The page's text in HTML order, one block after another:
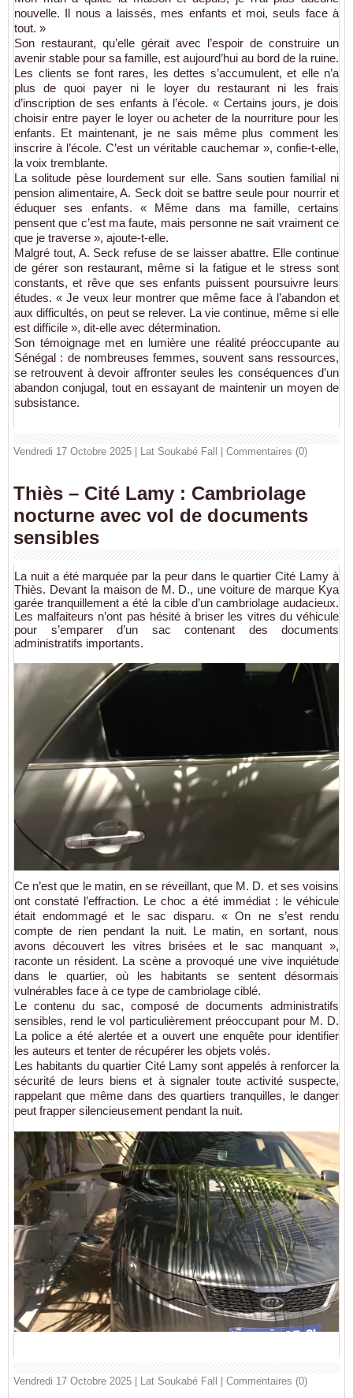
nouvelle. Il nous a laissés, mes enfants et moi, seuls face à
tout. »
Son restaurant, qu’elle gérait avec l’espoir de construire un
avenir stable pour sa famille, est aujourd’hui au bord de la ruine.
Les clients se font rares, les dettes s’accumulent, et elle n’a
plus de quoi payer ni le loyer du restaurant ni les frais
d’inscription de ses enfants à l’école. « Certains jours, je dois
choisir entre payer le loyer ou acheter de la nourriture pour les
enfants. Et maintenant, je ne sais même plus comment les
inscrire à l’école. C’est un véritable cauchemar », confie-t-elle,
la voix tremblante.
La solitude pèse lourdement sur elle. Sans soutien familial ni
pension alimentaire, A. Seck doit se battre seule pour nourrir et
éduquer ses enfants. « Même dans ma famille, certains
pensent que c’est ma faute, mais personne ne sait vraiment ce
que je traverse », ajoute-t-elle.
Malgré tout, A. Seck refuse de se laisser abattre. Elle continue
de gérer son restaurant, même si la fatigue et le stress sont
constants, et rêve que ses enfants puissent poursuivre leurs
études. « Je veux leur montrer que même face à l’abandon et
aux difficultés, on peut se relever. La vie continue, même si elle
est difficile », dit-elle avec détermination.
Son témoignage met en lumière une réalité préoccupante au
Sénégal : de nombreuses femmes, souvent sans ressources,
se retrouvent à devoir affronter seules les conséquences d’un
abandon conjugal, tout en essayant de maintenir un moyen de
subsistance.
Vendredi 17 Octobre 2025 | Lat Soukabé Fall Commentaires (0)
Thiès – Cité Lamy : Cambriolage
nocturne avec vol de documents
sensibles
La nuit a été marquée par la peur dans le quartier Cité Lamy à
Thiès. Devant la maison de M. D., une voiture de marque Kya
garée tranquillement a été la cible d’un cambriolage audacieux.
Les malfaiteurs n’ont pas hésité à briser les vitres du véhicule
pour s’emparer d’un sac contenant des documents
administratifs importants.
Ce n’est que le matin, en se réveillant, que M. D. et ses voisins
ont constaté l’effraction. Le choc a été immédiat : le véhicule
était endommagé et le sac disparu. « On ne s’est rendu
compte de rien pendant la nuit. Le matin, en sortant, nous
avons découvert les vitres brisées et le sac manquant »,
raconte un résident. La scène a provoqué une vive inquiétude
dans le quartier, où les habitants se sentent désormais
vulnérables face à ce type de cambriolage ciblé.
Le contenu du sac, composé de documents administratifs
sensibles, rend le vol particulièrement préoccupant pour M. D.
La police a été alertée et a ouvert une enquête pour identifier
les auteurs et tenter de récupérer les objets volés.
Les habitants du quartier Cité Lamy sont appelés à renforcer la
sécurité de leurs biens et à signaler toute activité suspecte,
rappelant que même dans des quartiers tranquilles, le danger
peut frapper silencieusement pendant la nuit.
Vendredi 17 Octobre 2025 | Lat Soukabé Fall Commentaires (0)